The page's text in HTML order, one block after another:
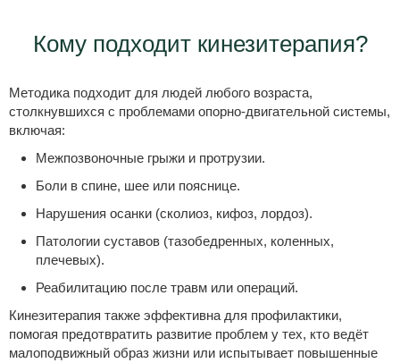
Кому подходит кинезитерапия?
Методика подходит для людей любого возраста,
столкнувшихся с проблемами опорно-двигательной системы,
включая:
Межпозвоночные грыжи и протрузии.
Боли в спине, шее или пояснице.
Нарушения осанки (сколиоз, кифоз, лордоз).
Патологии суставов (тазобедренных, коленных,
плечевых).
Реабилитацию после травм или операций.
Кинезитерапия также эффективна для профилактики,
помогая предотвратить развитие проблем у тех, кто ведёт
малоподвижный образ жизни или испытывает повышенные